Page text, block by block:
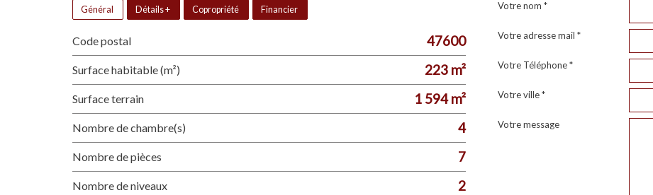
Général Détails + Copropriété Financier
Code postal 47600
Surface habitable (m²) 223 m²
surface terrain 1 594 m²
Nombre de chambre(s) 4
Nombre de pièces 7
Nombre de niveaux 2
Votre nom *
Votre adresse mail *
Votre Téléphone *
Votre ville *
Votre message